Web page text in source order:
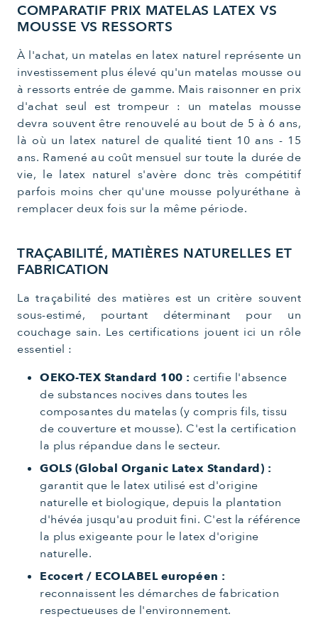
COMPARATIF PRIX MATELAS LATEX VS
MOUSSE VS RESSORTS
À l'achat, un matelas en latex naturel représente un
investissement plus élevé qu'un matelas mousse ou
à ressorts entrée de gamme. Mais raisonner en prix
d'achat seul est trompeur : un matelas mousse
devra souvent être renouvelé au bout de 5 à 6 ans,
là où un latex naturel de qualité tient 10 ans - 15
ans. Ramené au coût mensuel sur toute la durée de
vie, le latex naturel s'avère donc très compétitif
parfois moins cher qu'une mousse polyuréthane à
remplacer deux fois sur la même période.
TRAÇABILITÉ, MATIÈRES NATURELLES ET
FABRICATION
La traçabilité des matières est un critère souvent
sous-estimé, pourtant déterminant pour un
couchage sain. Les certifications jouent ici un rôle
essentiel :
OEKO-TEX Standard 100 : certifie l'absence
de substances nocives dans toutes les
composantes du matelas (y compris fils, tissu
de couverture et mousse). C'est la certification
la plus répandue dans le secteur.
GOLS (Global Organic Latex Standard) :
garantit que le latex utilisé est d'origine
naturelle et biologique, depuis la plantation
d'hévéa jusqu'au produit fini. C'est la référence
la plus exigeante pour le latex d'origine
naturelle.
Ecocert / ECOLABEL européen :
reconnaissent les démarches de fabrication
respectueuses de l'environnement.